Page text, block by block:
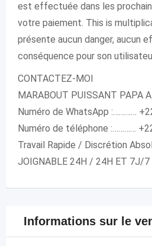
est effectuée dans les
votre paiement. This is
présente aucun danger, aucun
conséquence pour son
CONTACTEZ-MOI
MARABOUT PUISSANT PAPA
Numéro de WhatsApp :…………
Numéro de téléphone :…………
Travail Rapide / Discrétion
JOIGNABLE 24H / 24H ET 7J/7
Informations sur le